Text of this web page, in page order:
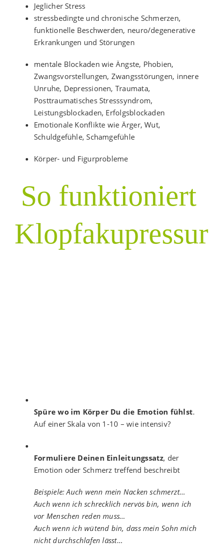
Jeglicher Stress
stressbedingte und chronische Schmerzen,
funktionelle Beschwerden, neuro/degenerative
Erkrankungen und Störungen
mentale Blockaden wie Ängste, Phobien,
Zwangsvorstellungen, Zwangsstörungen, innere
Unruhe, Depressionen, Traumata,
Posttraumatisches Stresssyndrom,
Leistungsblockaden, Erfolgsblockaden
Emotionale Konflikte wie Ärger, Wut,
Schuldgefühle, Schamgefühle
Körper- und Figurprobleme
So funktioniert
Klopfakupressur
Spüre wo im Körper Du die Emotion fühlst.
Auf einer Skala von 1-10 – wie intensiv?
Formuliere Deinen Einleitungssatz, der
Emotion oder Schmerz treffend beschreibt
Beispiele: Auch wenn mein Nacken schmerzt…
Auch wenn ich schrecklich nervös bin, wenn ich
vor Menschen reden muss…
Auch wenn ich wütend bin, dass mein Sohn mich
nicht durchschlafen lässt…